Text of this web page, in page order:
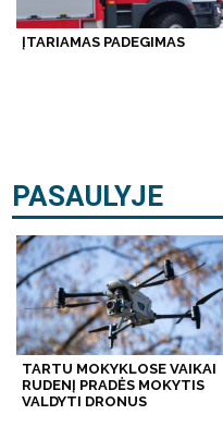
ĮTARIAMAS PADEGIMAS
PASAULYJE
TARTU MOKYKLOSE VAIKAI
RUDENĮ PRADĖS MOKYTIS
VALDYTI DRONUS